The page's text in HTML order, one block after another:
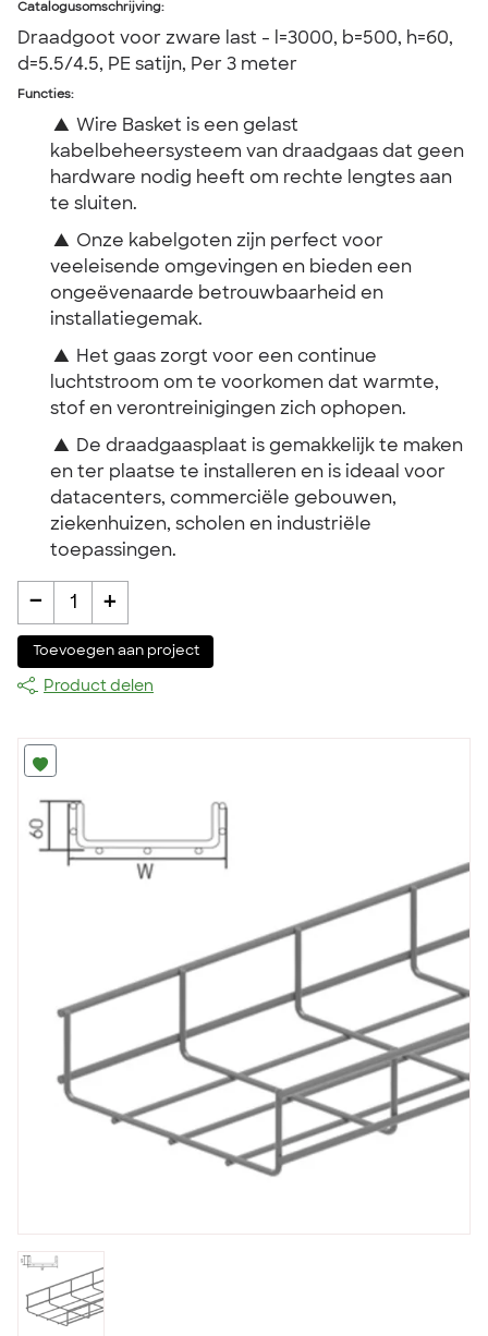
Catalogusomschrijving:
Draadgoot voor zware last - l=3000, b=500, h=60,
d=5.5/4.5, PE satijn, Per 3 meter
Functies:
▲ Wire Basket is een gelast
kabelbeheersysteem van draadgaas dat geen
hardware nodig heeft om rechte lengtes aan
te sluiten.
▲ Onze kabelgoten zijn perfect voor
veeleisende omgevingen en bieden een
ongeëvenaarde betrouwbaarheid en
installatiegemak.
▲ Het gaas zorgt voor een continue
luchtstroom om te voorkomen dat warmte,
stof en verontreinigingen zich ophopen.
▲ De draadgaasplaat is gemakkelijk te maken
en ter plaatse te installeren en is ideaal voor
datacenters, commerciële gebouwen,
ziekenhuizen, scholen en industriële
toepassingen.
- 1 +
Toevoegen aan project
Product delen